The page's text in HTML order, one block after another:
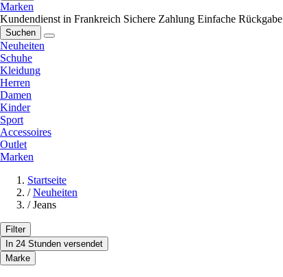
Marken
Kundendienst in Frankreich Sichere Zahlung Einfache Rückgabe
Suchen
Neuheiten
Schuhe
Kleidung
Herren
Damen
Kinder
Sport
Accessoires
Outlet
Marken
Startseite
/ Neuheiten
/ Jeans
Filter
In 24 Stunden versendet
Marke